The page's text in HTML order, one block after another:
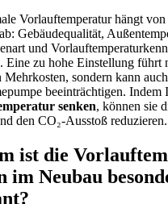
Vorlauftemperatur hängt von
Gebäudequalität,
und
Eine zu hohe Einstellung führt
Mehrkosten, sondern kann
beeinträchtigen. Indem
senken, können sie
den CO₂-Ausstoß reduzieren.
ist die
im Neubau